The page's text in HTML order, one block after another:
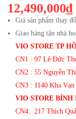
12,490,000₫
Giá sản phẩm thay
Giao hàng tận nhà
VIO STORE TP
CN1 : 97 Lê Đức
CN2 : 55 Nguyễn
CN3 : 1140 Kha
VIO STORE BÌNH
CN4: 217 Thích